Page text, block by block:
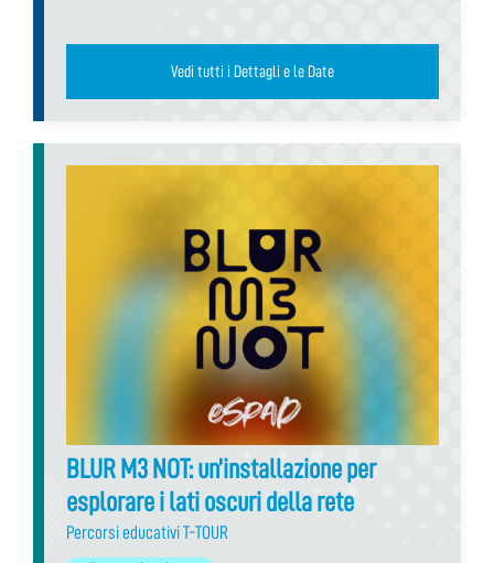
Vedi tutti i Dettagli e le Date
BLUR M3 NOT: un’installazione per
esplorare i lati oscuri della rete
Percorsi educativi T-TOUR